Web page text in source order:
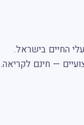
החיים בישראל.
— חינם לקריאה.